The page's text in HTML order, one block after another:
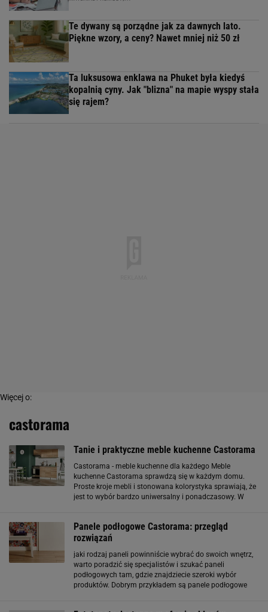
Te dywany są porządne jak za dawnych lato.
Piękne wzory, a ceny? Nawet mniej niż 50 zł
Ta luksusowa enklawa na Phuket była kiedyś
kopalnią cyny. Jak "blizna" na mapie wyspy stała
się rajem?
Więcej o:
castorama
Tanie i praktyczne meble kuchenne Castorama
Castorama - meble kuchenne dla każdego Meble
kuchenne Castorama sprawdzą się w każdym domu.
Proste kroje mebli i stonowana kolorystyka sprawiają, że
jest to wybór bardzo uniwersalny i ponadczasowy. W
Panele podłogowe Castorama: przegląd
rozwiązań
jaki rodzaj paneli powinniście wybrać do swoich wnętrz,
warto poradzić się specjalistów i szukać paneli
podłogowych tam, gdzie znajdziecie szeroki wybór
produktów. Dobrym przykładem są panele podłogowe